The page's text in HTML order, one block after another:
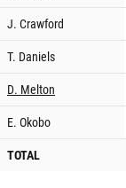
J. Crawford
T. Daniels
D. Melton
E. Okobo
TOTAL